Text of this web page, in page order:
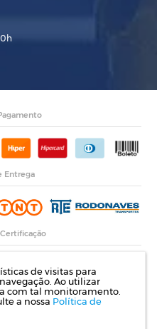
de visitas para
Ao utilizar
com tal monitoramento.
a nossa Política de
Entrega